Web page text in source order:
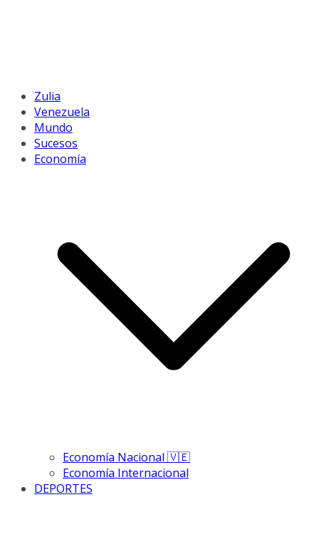
Zulia
Venezuela
Mundo
Sucesos
Economía
Economía Nacional 🇻🇪
Economía Internacional
DEPORTES